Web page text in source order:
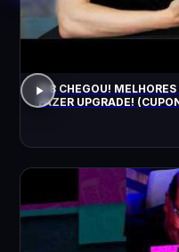
8.8 CHEGOU! MELHORES
FAZER UPGRADE!